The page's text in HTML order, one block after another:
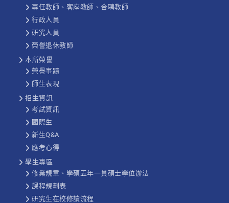
專任教師、客座教師、合聘教師
行政人員
研究人員
榮譽退休教師
本所榮譽
榮譽事蹟
師生表現
招生資訊
考試資訊
國際生
新生Q&A
應考心得
學生專區
修業規章、學碩五年一貫碩士學位辦法
課程規劃表
研究生在校修讀流程